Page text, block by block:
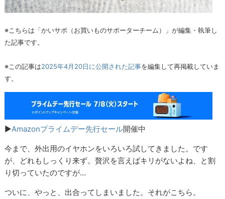
※こちらは「かいサポ（お買いものサポーターチーム）」が編集・執筆し
た記事です。
※この記事は2025年4月20日に公開された記事を編集して再掲載していま
す。
▶︎Amazonプライムデー先行セール開催中
今まで、外出用のイヤホンをいろいろ試してきました。です
が、どれもしっくり来ず。贅沢を言えばキリがないよね、と割
り切っていたのですが…
ついに、やっと、出合ってしまいました。それがこちら。